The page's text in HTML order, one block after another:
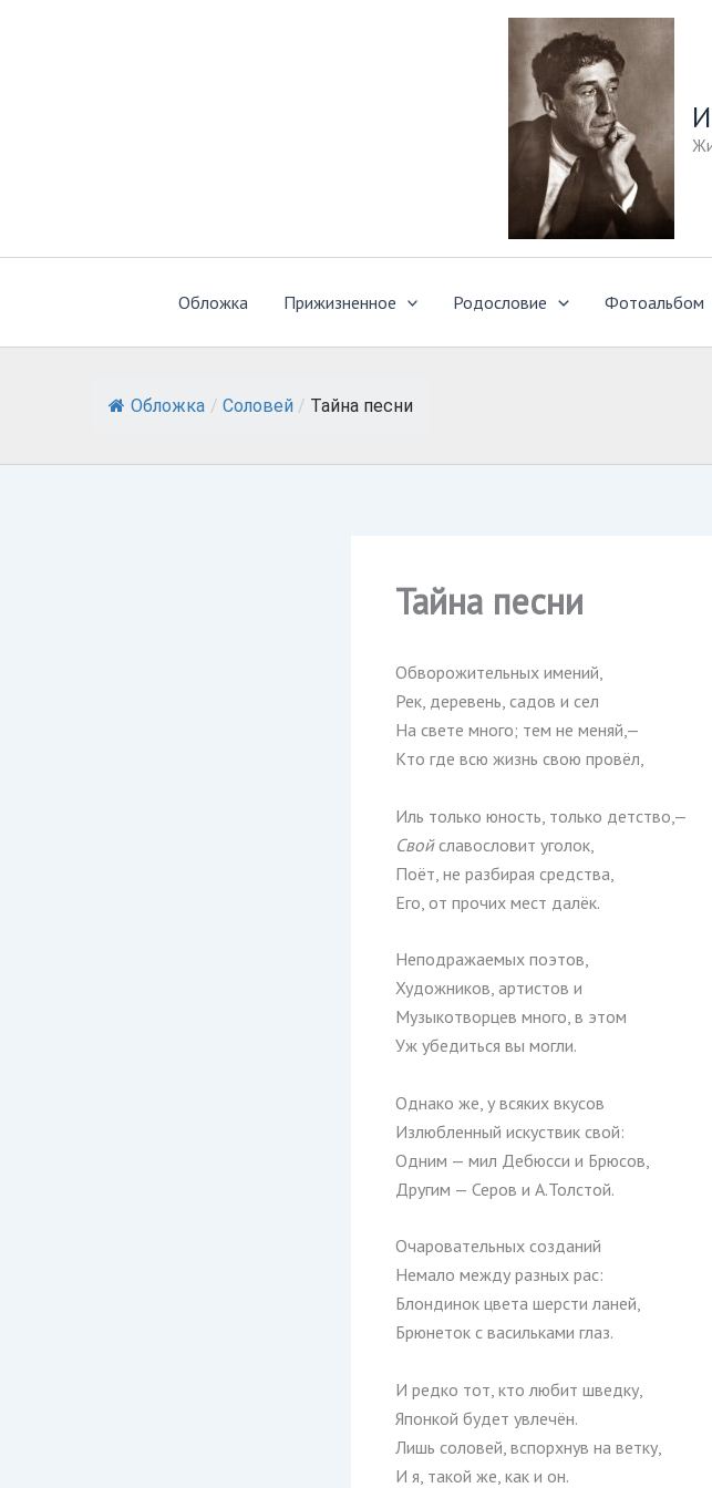
Обложка Прижизненное Родословие Фотоальбом
Обложка / Соловей / Тайна песни
Тайна песни
Обворожительных имений,
Рек, деревень, садов и сел
На свете много; тем не меняй,—
Кто где всю жизнь свою провёл,
Иль только юность, только детство,—
Свойславословит уголок,
Поёт, не разбирая средства,
Его, от прочих мест далёк.
Неподражаемых поэтов,
Художников, артистов и
Музыкотворцев много, в этом
Уж убедиться вы могли.
Однако же, у всяких вкусов
Излюбленный искуствик свой:
Одним — мил Дебюсси и Брюсов,
Другим — Серов и А.Толстой.
Очаровательных созданий
Немало между разных рас:
Блондинок цвета шерсти ланей,
Брюнеток с васильками глаз.
И редко тот, кто любит шведку,
Японкой будет увлечён.
Лишь соловей, вспорхнув на ветку,
И я, такой же, как и он.